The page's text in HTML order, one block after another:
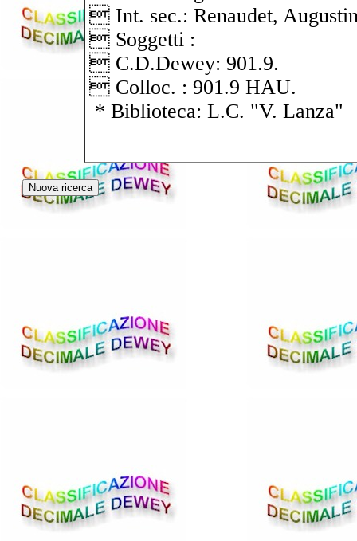
 Int. sec.: Renaudet,
 Soggetti :
 C.D.Dewey: 901.9.
 Colloc. : 901.9 HAU.
* Biblioteca: L.C. "V. Lanza"